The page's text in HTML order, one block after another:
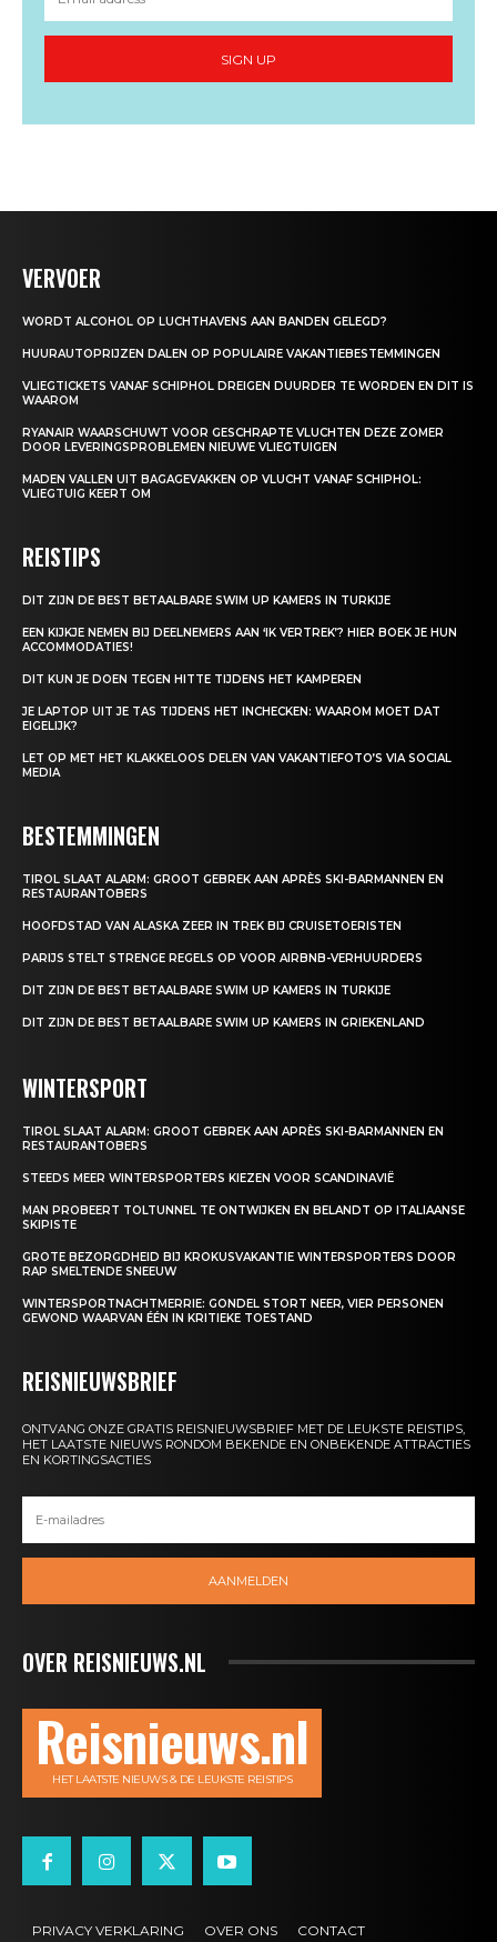
SIGN UP
VERVOER
WORDT ALCOHOL OP LUCHTHAVENS AAN BANDEN GELEGD?
HUURAUTOPRIJZEN DALEN OP POPULAIRE VAKANTIEBESTEMMINGEN
VLIEGTICKETS VANAF SCHIPHOL DREIGEN DUURDER TE WORDEN EN DIT IS
WAAROM
RYANAIR WAARSCHUWT VOOR GESCHRAPTE VLUCHTEN DEZE ZOMER
DOOR LEVERINGSPROBLEMEN NIEUWE VLIEGTUIGEN
MADEN VALLEN UIT BAGAGEVAKKEN OP VLUCHT VANAF SCHIPHOL:
VLIEGTUIG KEERT OM
REISTIPS
DIT ZIJN DE BEST BETAALBARE SWIM UP KAMERS IN TURKIJE
EEN KIJKJE NEMEN BIJ DEELNEMERS AAN ‘IK VERTREK’? HIER BOEK JE HUN
ACCOMMODATIES!
DIT KUN JE DOEN TEGEN HITTE TIJDENS HET KAMPEREN
JE LAPTOP UIT JE TAS TIJDENS HET INCHECKEN: WAAROM MOET DAT
EIGELIJK?
LET OP MET HET KLAKKELOOS DELEN VAN VAKANTIEFOTO’S VIA SOCIAL
MEDIA
BESTEMMINGEN
TIROL SLAAT ALARM: GROOT GEBREK AAN APRÈS SKI-BARMANNEN EN
RESTAURANTOBERS
HOOFDSTAD VAN ALASKA ZEER IN TREK BIJ CRUISETOERISTEN
PARIJS STELT STRENGE REGELS OP VOOR AIRBNB-VERHUURDERS
DIT ZIJN DE BEST BETAALBARE SWIM UP KAMERS IN TURKIJE
DIT ZIJN DE BEST BETAALBARE SWIM UP KAMERS IN GRIEKENLAND
WINTERSPORT
TIROL SLAAT ALARM: GROOT GEBREK AAN APRÈS SKI-BARMANNEN EN
RESTAURANTOBERS
STEEDS MEER WINTERSPORTERS KIEZEN VOOR SCANDINAVIË
MAN PROBEERT TOLTUNNEL TE ONTWIJKEN EN BELANDT OP ITALIAANSE
SKIPISTE
GROTE BEZORGDHEID BIJ KROKUSVAKANTIE WINTERSPORTERS DOOR
RAP SMELTENDE SNEEUW
WINTERSPORTNACHTMERRIE: GONDEL STORT NEER, VIER PERSONEN
GEWOND WAARVAN ÉÉN IN KRITIEKE TOESTAND
REISNIEUWSBRIEF
ONTVANG ONZE GRATIS REISNIEUWSBRIEF MET DE LEUKSTE REISTIPS,
HET LAATSTE NIEUWS RONDOM BEKENDE EN ONBEKENDE ATTRACTIES
EN KORTINGSACTIES
AANMELDEN
OVER REISNIEUWS.NL
Reisnieuws.nl
HET LAATSTE NIEUWS & DE LEUKSTE REISTIPS
PRIVACY VERKLARING OVER ONS CONTACT